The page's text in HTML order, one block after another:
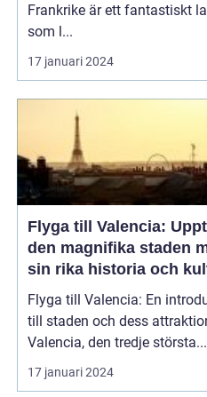
Frankrike är ett fantastiskt
som l...
17 januari 2024
Flyga till Valencia:
den magnifika staden
sin rika historia och
Flyga till Valencia: En
till staden och dess
Valencia, den tredje största...
17 januari 2024